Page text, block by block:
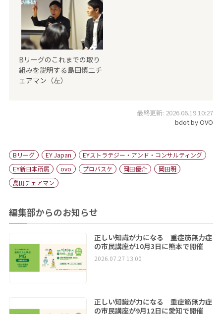
Bリーグのこれまでの取り
組みを説明する島田慎二チ
ェアマン（左）
最終更新: 2026.06.19 10:27
bdot by OVO
Bリーグ EY Japan
EYストラテジー・アンド・コンサルティング
EY新日本所属
ovo プロバスケ 岡田優介
岡田明
島田チェアマン
編集部からのお知らせ
正しい知識が力になる 重症筋無力症
の市民講座が10月3日に熊本で開催
2026.07.27 13:00
正しい知識が力になる 重症筋無力症
の市民講座が9月12日に愛知で開催